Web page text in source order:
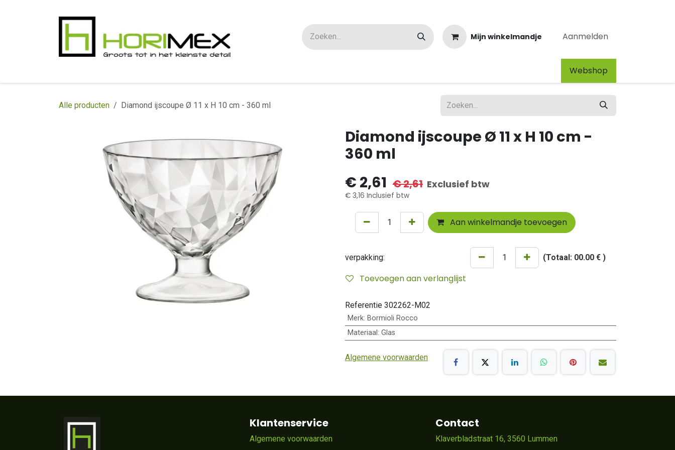
Mijn winkelmandje Aanmelden
Webshop​
Alle producten Diamond ijscoupe Ø 11 x H 10 cm - 360 ml
Diamond ijscoupe Ø 11 x H 10 cm -
360 ml
€ 2,61 €2,61 Exclusief btw
€ 3,16 Inclusief btw
Aan winkelmandje toevoegen
verpakking: (Totaal: 00.00 € )
Toevoegen aan verlanglijst
Referentie 302262-M02
Merk: Bormioli Rocco
Materiaal : Glas
Algemene voorwaarden
Klantenservice
Algemene voorwaarden
Contact
Klaverbladstraat 16, 3560 Lummen